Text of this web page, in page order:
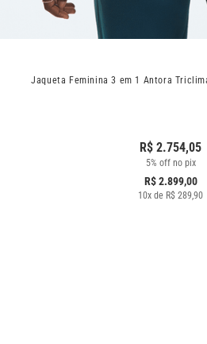
Jaqueta Feminina 3 em 1 Antora
R$ 2.754,05
5% off no pix
R$2.899,00
10x de R$ 289,90